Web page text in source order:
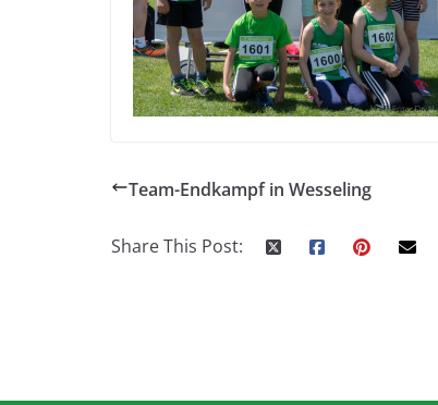
Team-Endkampf in Wesseling
Share This Post: